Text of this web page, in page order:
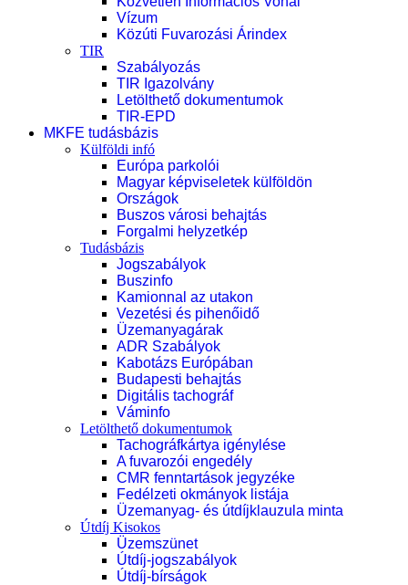
Vízum
Közúti Fuvarozási Árindex
TIR
Szabályozás
TIR Igazolvány
Letölthető dokumentumok
TIR-EPD
MKFE tudásbázis
Külföldi infó
Európa parkolói
Magyar képviseletek külföldön
Országok
Buszos városi behajtás
Forgalmi helyzetkép
Tudásbázis
Jogszabályok
Buszinfo
Kamionnal az utakon
Vezetési és pihenőidő
Üzemanyagárak
ADR Szabályok
Kabotázs Európában
Budapesti behajtás
Digitális tachográf
Váminfo
Letölthető dokumentumok
Tachográfkártya igénylése
A fuvarozói engedély
CMR fenntartások jegyzéke
Fedélzeti okmányok listája
Üzemanyag- és útdíjklauzula minta
Útdíj Kisokos
Üzemszünet
Útdíj-jogszabályok
Útdíj-bírságok